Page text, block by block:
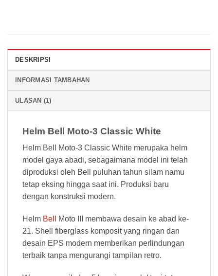
DESKRIPSI
INFORMASI TAMBAHAN
ULASAN (1)
Helm Bell Moto-3 Classic White
Helm Bell Moto-3 Classic White merupaka helm
model gaya abadi, sebagaimana model ini telah
diproduksi oleh Bell puluhan tahun silam namu
tetap eksing hingga saat ini. Produksi baru
dengan konstruksi modern.
Helm Bell
Moto III membawa desain ke abad ke-
21. Shell fiberglass komposit yang ringan dan
desain EPS modern memberikan perlindungan
terbaik tanpa mengurangi tampilan retro.